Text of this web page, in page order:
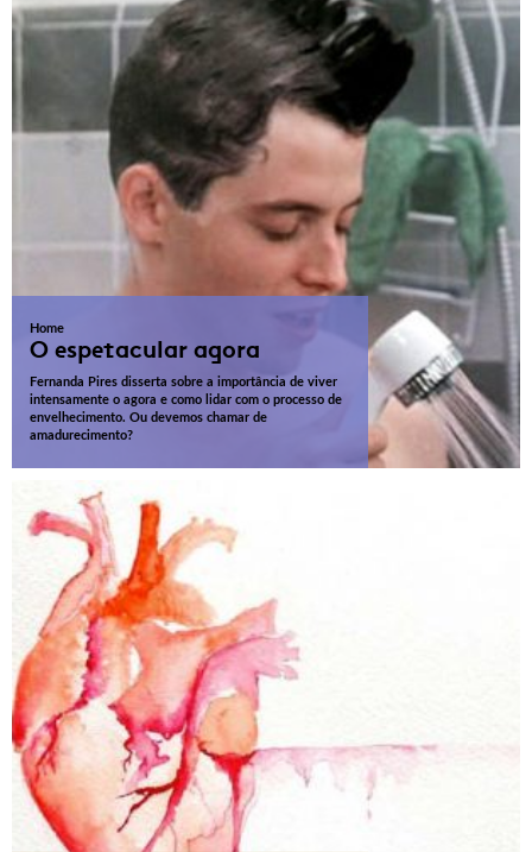
Home
O espetacular agora
Fernanda Pires disserta sobre a importância de viver
intensamente o agora e como lidar com o processo de
envelhecimento. Ou devemos chamar de
amadurecimento?